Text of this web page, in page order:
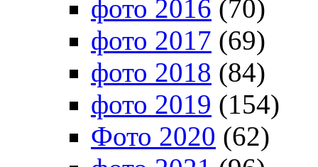
фото 2016 (70)
фото 2017 (69)
фото 2018 (84)
фото 2019 (154)
Фото 2020 (62)